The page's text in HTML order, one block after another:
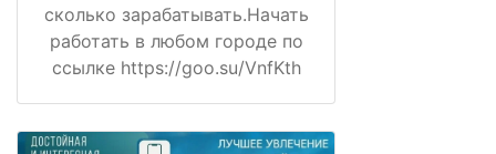
сколько зарабатывать.Начать
работать в любом городе по
ссылке https://goo.su/VnfKth